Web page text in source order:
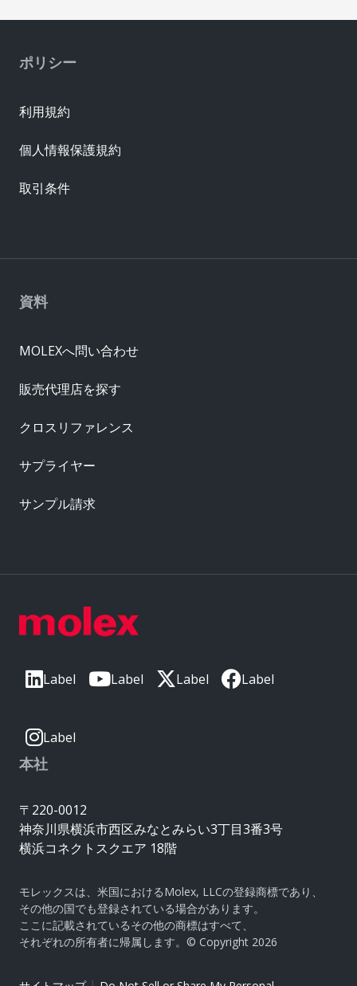
Label Label Label Label
Label
本社
〒220-0012
神奈川県横浜市西区みなとみらい3丁目3番3号
横浜コネクトスクエア 18階
モレックスは、米国におけるMolex, LLCの登録商標であり、
その他の国でも登録されている場合があります。
ここに記載されているその他の商標はすべて、
それぞれの所有者に帰属します。© Copyright 2026
資料
MOLEXへ問い合わせ
販売代理店を探す
クロスリファレンス
サプライヤー
サンプル請求
ポリシー
利用規約
個人情報保護規約
取引条件